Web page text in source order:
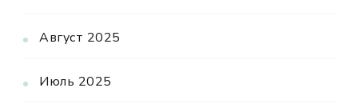
Август 2025
Июль 2025